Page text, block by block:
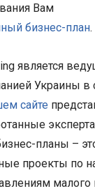
Вам
бизнес-план.
является
Украины в
сайте
планы –
проекты по
малого